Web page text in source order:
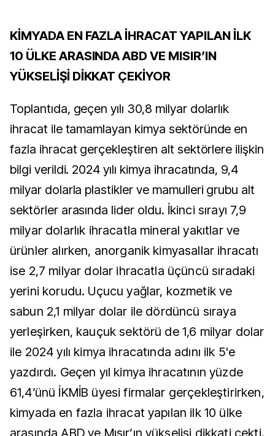
KİMYADA EN FAZLA İHRACAT YAPILAN İLK
10 ÜLKE ARASINDA ABD VE MISIR’IN
YÜKSELİŞİ DİKKAT ÇEKİYOR
Toplantıda, geçen yılı 30,8 milyar dolarlık
ihracat ile tamamlayan kimya sektöründe en
fazla ihracat gerçekleştiren alt sektörlere ilişkin
bilgi verildi. 2024 yılı kimya ihracatında, 9,4
milyar dolarla plastikler ve mamulleri grubu alt
sektörler arasında lider oldu. İkinci sırayı 7,9
milyar dolarlık ihracatla mineral yakıtlar ve
ürünler alırken, anorganik kimyasallar ihracatı
ise 2,7 milyar dolar ihracatla üçüncü sıradaki
yerini korudu. Uçucu yağlar, kozmetik ve
sabun 2,1 milyar dolar ile dördüncü sıraya
yerleşirken, kauçuk sektörü de 1,6 milyar dolar
ile 2024 yılı kimya ihracatında adını ilk 5'e
yazdırdı. Geçen yıl kimya ihracatının yüzde
61,4’ünü İKMİB üyesi firmalar gerçekleştirirken,
kimyada en fazla ihracat yapılan ilk 10 ülke
arasında ABD ve Mısır’ın yükselişi dikkati çekti.